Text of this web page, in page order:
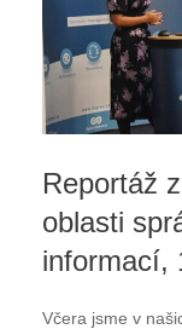
Reportáž
oblasti
informací,
Včera jsme v